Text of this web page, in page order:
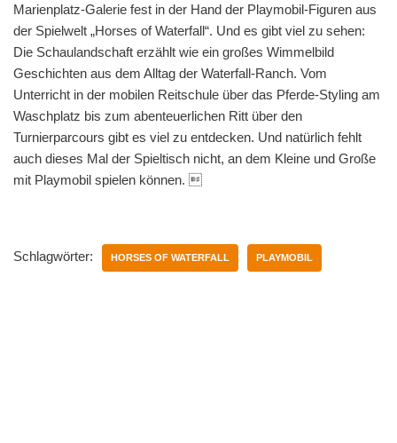
Marienplatz-Galerie fest in der Hand der Playmobil-Figuren aus
der Spielwelt „Horses of Waterfall“. Und es gibt viel zu sehen:
Die Schaulandschaft erzählt wie ein großes Wimmelbild
Geschichten aus dem Alltag der Waterfall-Ranch. Vom
Unterricht in der mobilen Reitschule über das Pferde-Styling am
Waschplatz bis zum abenteuerlichen Ritt über den
Turnierparcours gibt es viel zu entdecken. Und natürlich fehlt
auch dieses Mal der Spieltisch nicht, an dem Kleine und Große
mit Playmobil spielen können. 
Schlagwörter: HORSES OF WATERFALL PLAYMOBIL